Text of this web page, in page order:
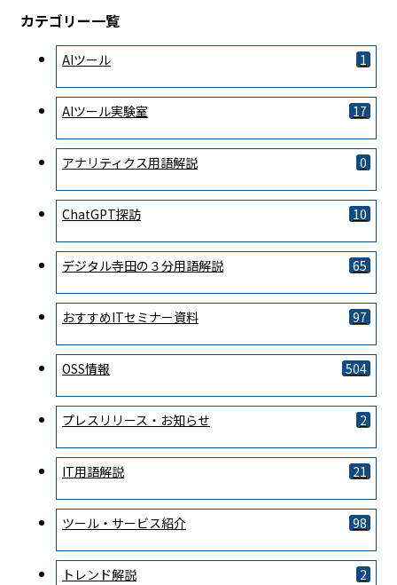
カテゴリー一覧
AIツール 1
AIツール実験室 17
アナリティクス用語解説 0
ChatGPT探訪 10
デジタル寺田の３分用語解説 65
おすすめITセミナー資料 97
OSS情報 504
プレスリリース・お知らせ 2
IT用語解説 21
ツール・サービス紹介 98
トレンド解説 2